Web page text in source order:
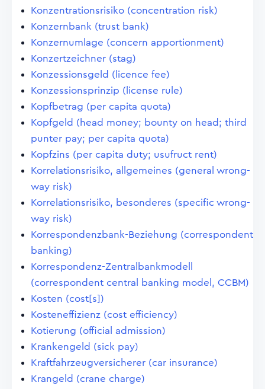
Konzentrationsrisiko (concentration risk)
Konzernbank (trust bank)
Konzernumlage (concern apportionment)
Konzertzeichner (stag)
Konzessionsgeld (licence fee)
Konzessionsprinzip (license rule)
Kopfbetrag (per capita quota)
Kopfgeld (head money; bounty on head; third
punter pay; per capita quota)
Kopfzins (per capita duty; usufruct rent)
Korrelationsrisiko, allgemeines (general wrong-
way risk)
Korrelationsrisiko, besonderes (specific wrong-
way risk)
Korrespondenzbank-Beziehung (correspondent
banking)
Korrespondenz-Zentralbankmodell
(correspondent central banking model, CCBM)
Kosten (cost[s])
Kosteneffizienz (cost efficiency)
Kotierung (official admission)
Krankengeld (sick pay)
Kraftfahrzeugversicherer (car insurance)
Krangeld (crane charge)